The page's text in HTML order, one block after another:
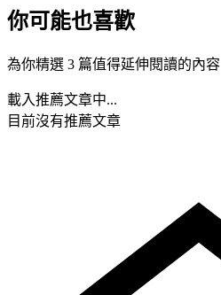
你可能也喜歡
為你精選 3 篇值得延伸閱讀的內容
載入推薦文章中...
目前沒有推薦文章